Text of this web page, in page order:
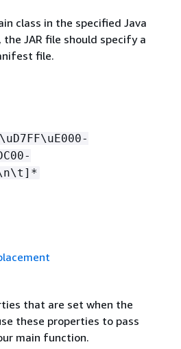
class in the specified Java
JAR file should specify a
file.
that are set when the
these properties to pass
main function.